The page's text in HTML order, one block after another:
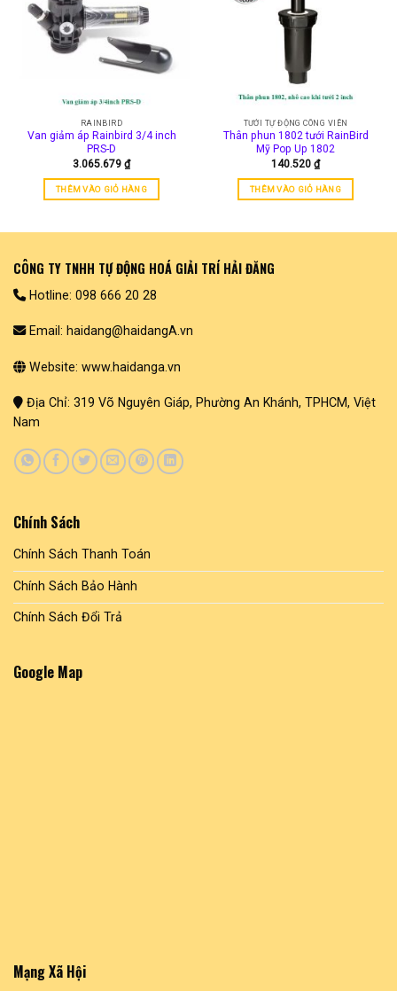
RAINBIRD
Van giảm áp Rainbird 3/4 inch
PRS-D
3.065.679 ₫
THÊM VÀO GIỎ HÀNG
TƯỚI TỰ ĐỘNG CÔNG VIÊN
Thân phun 1802 tưới RainBird
Mỹ Pop Up 1802
140.520 ₫
THÊM VÀO GIỎ HÀNG
CÔNG TY TNHH TỰ ĐỘNG HOÁ GIẢI TRÍ HẢI ĐĂNG
Hotline: 098 666 20 28
Email: haidang@haidangA.vn
Website: www.haidanga.vn
Địa Chỉ: 319 Võ Nguyên Giáp, Phường An Khánh, TPHCM, Việt
Nam
Chính Sách
Chính Sách Thanh Toán
Chính Sách Bảo Hành
Chính Sách Đổi Trả
Google Map
Mạng Xã Hội